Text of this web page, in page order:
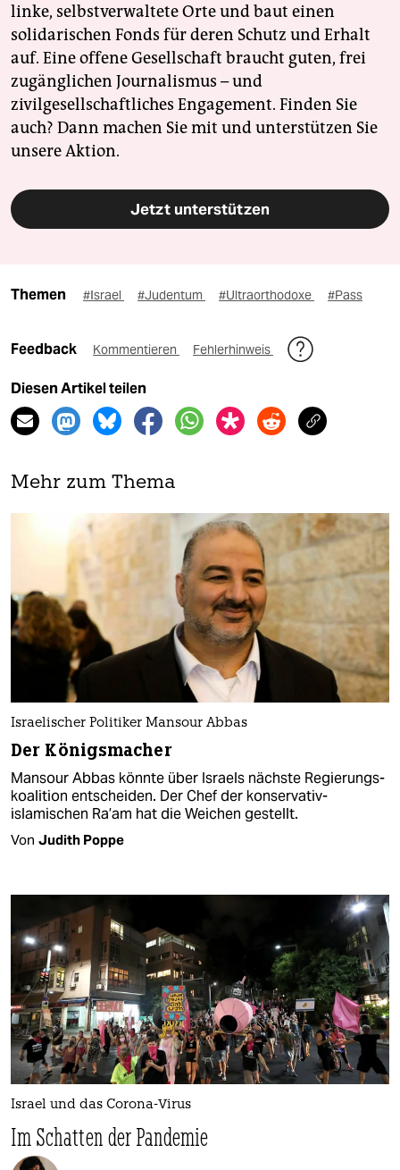
linke, selbstverwaltete Orte und baut einen
solidarischen Fonds für deren Schutz und Erhalt
auf. Eine offene Gesellschaft braucht guten, frei
zugänglichen Journalismus – und
zivilgesellschaftliches Engagement. Finden Sie
auch? Dann machen Sie mit und unterstützen Sie
unsere Aktion.
Jetzt unterstützen
Themen #Israel #Judentum #Ultraorthodoxe #Pass
Feedback Kommentieren Fehlerhinweis
Diesen Artikel teilen
Mehr zum Thema
Israelischer Politiker Mansour Abbas
Der Königsmacher
Mansour Abbas könnte über Israels nächste Regierungs­
koalition entscheiden. Der Chef der konservativ-
islamischen Ra’am hat die Weichen gestellt.
Von Judith Poppe
Israel und das Corona-Virus
Im Schatten der Pandemie